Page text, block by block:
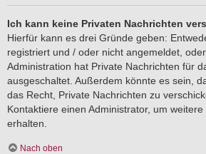
Ich kann keine Privaten Nachrichten
Hierfür kann es drei Gründe geben:
registriert und / oder nicht angemeldet,
Administration hat Private Nachrichten für
ausgeschaltet. Außerdem könnte es sein,
das Recht, Private Nachrichten zu
Kontaktiere einen Administrator, um
erhalten.
Nach oben